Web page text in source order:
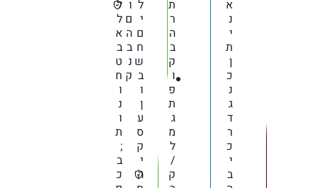
א
נ
י
ת
ן
כ
נ
ג
ד
ר
כ
י
ב
ת
ר
ה
ב
ק
ו
פ
ת
ג
מ
ל
/
ק
ל
י
ם
ח
ש
ב
ו
ן
ע
ס
ק
י
ה
ו
ם
ה
ב
נ
ק
ל
ל
א
ב
ט
ח
ו
נ
ו
ת
;
ב
כ